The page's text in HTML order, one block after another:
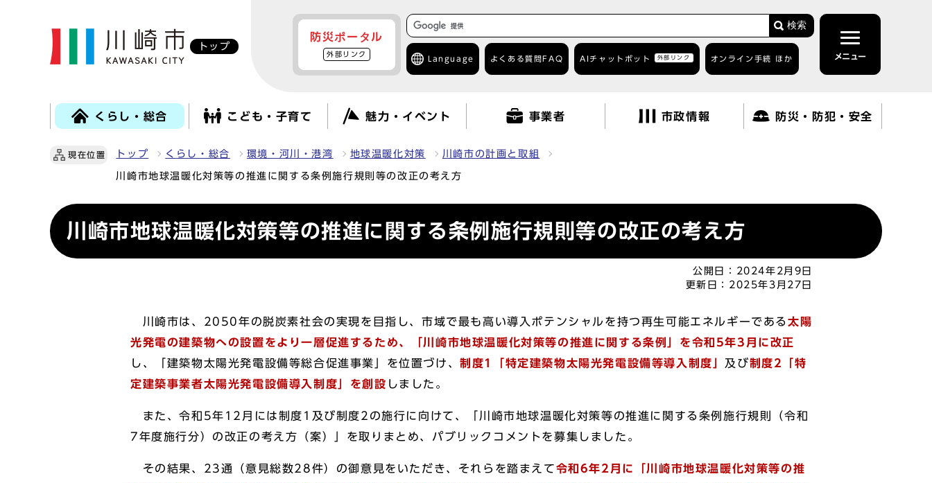
トップ
防災ポータル
外部リンク
検索
Language よくある質問 FAQ AIチャットボット 外部リンク オンライン手続 ほか メニュー
くらし・総合 こども・子育て 魅力・イベント 事業者 市政情報 防災・防犯・安全
現在位置 トップ くらし・総合 環境・河川・港湾 地球温暖化対策 川崎市の計画と取組
川崎市地球温暖化対策等の推進に関する条例施行規則等の改正の考え方
川崎市地球温暖化対策等の推進に関する条例施行規則等の改正の考え方
公開日：
2024年2月9日
更新日： 2025年3月27日
川崎市は、2050年の脱炭素社会の実現を目指し、市域で最も高い導入ポテンシャルを持つ再生可能エネルギーである太陽
光発電の建築物への設置をより一層促進するため、「川崎市地球温暖化対策等の推進に関する条例」を令和5年3月に改正
し、「建築物太陽光発電設備等総合促進事業」を位置づけ、制度1「特定建築物太陽光発電設備等導入制度」 及び制度2「特
定建築事業者太陽光発電設備導入制度」 を創設 しました。
また、令和5年12月には制度1及び制度2の施行に向けて、「川崎市地球温暖化対策等の推進に関する条例施行規則（令和
7年度施行分）の改正の考え方（案）」を取りまとめ、パブリックコメントを募集しました。
その結果、23通（意見総数28件）の御意見をいただき、それらを踏まえて令和6年2月に「 川崎市地球温暖化対策等の推